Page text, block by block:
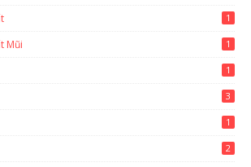
1
Mũi 1
1
3
1
2